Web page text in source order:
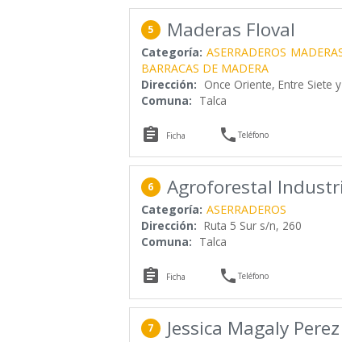
5 Maderas Floval
Categoría: ASERRADEROS
BARRACAS DE MADERA
Dirección: Once Oriente, Entre Siete
Comuna: Talca
 Ficha Teléfono
6 Agroforestal
Categoría: ASERRADEROS
Dirección: Ruta 5 Sur s/n, 260
Comuna: Talca
 Ficha Teléfono
7 Jessica Magaly